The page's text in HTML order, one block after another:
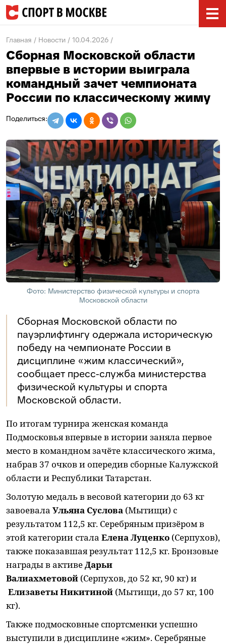
Главная Новости 10.04.2026
Сборная Московской области
впервые в истории выиграла
командный зачет чемпионата
России по классическому жиму
Фото: Министерство физической культуры и спорта
Московской области
Сборная Московской области по
пауэрлифтингу одержала историческую
победу на чемпионате России в
дисциплине «жим классический»,
сообщает пресс-служба министерства
физической культуры и спорта
Московской области.
По итогам турнира женская команда
Подмосковья впервые в истории заняла первое
место в командном зачёте классического жима,
набрав 37 очков и опередив сборные Калужской
области и Республики Татарстан.
Золотую медаль в весовой категории до 63 кг
завоевала Ульяна Суслова (Мытищи) с
результатом 112,5 кг. Серебряным призёром в
этой категории стала Елена Луценко (Серпухов),
также показавшая результат 112,5 кг. Бронзовые
награды в активеДарьи
Валиахметовой (Серпухов, до 52 кг, 90 кг) и
Елизаветы Никитиной (Мытищи, до 57 кг, 100
кг).
Также подмосковные спортсменки успешно
выступили в дисциплине «жим». Серебряные